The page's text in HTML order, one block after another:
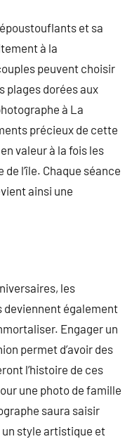
et sa
à la
peuvent choisir
plages dorées aux
à La
précieux de cette
valeur à la fois les
l’île. Chaque séance
ainsi une
les
deviennent également
Engager un
permet d’avoir des
l’histoire de ces
une photo de famille
saura saisir
un style artistique et